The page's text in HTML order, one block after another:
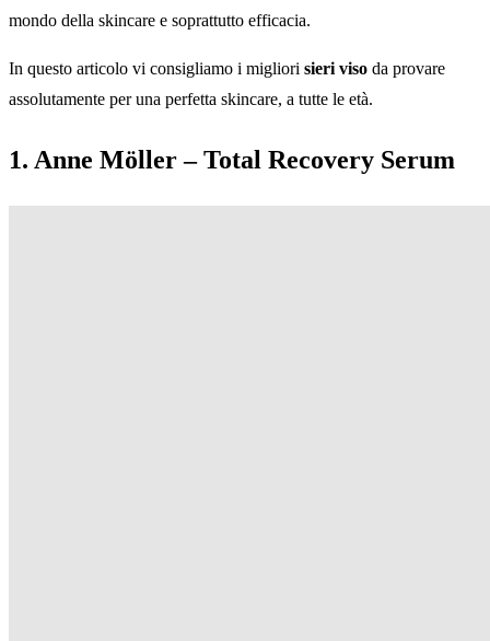
mondo della skincare e soprattutto efficacia.
In questo articolo vi consigliamo i migliori sieri viso da provare
assolutamente per una perfetta skincare, a tutte le età.
1. Anne Möller – Total Recovery Serum